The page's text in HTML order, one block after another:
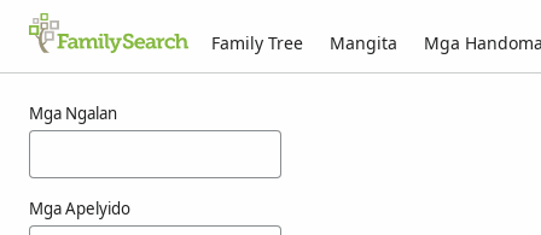
Family Tree Mangita Mga
Mga Ngalan
Mga Apelyido